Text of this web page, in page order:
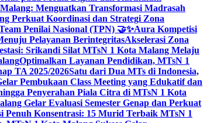
Menguatkan Transformasi Madrasah
Perkuat Koordinasi dan Strategi Zona
Penilai Nasional (TPN) 🤝✨Aura Kompetisi
Pelayanan BerintegritasAkselerasi Zona
Srikandi Silat MTsN 1 Kota Malang Melaju
Optimalkan Layanan Pendidikan, MTsN 1
TA 2025/2026Satu dari Dua MTs di Indonesia,
Pembukaan Class Meeting yang Edukatif dan
Penyerahan Piala Citra di MTsN 1 Kota
Gelar Evaluasi Semester Genap dan Perkuat
Penuh Konsentrasi: 15 Murid Terbaik MTsN 1